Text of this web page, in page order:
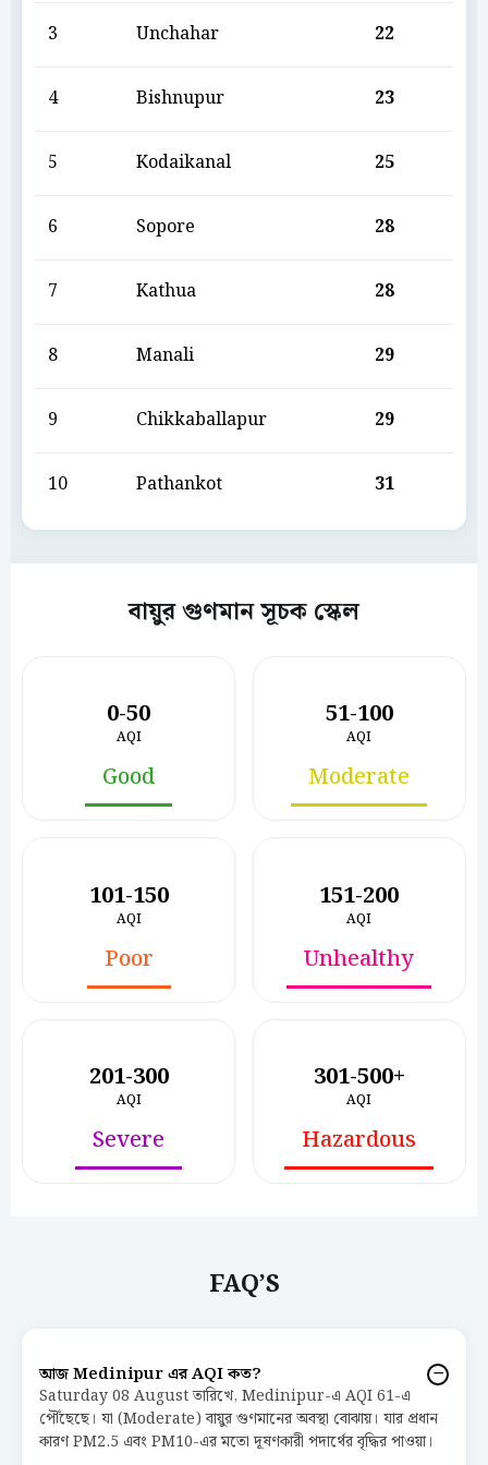
3 Unchahar 22
4 Bishnupur 23
5 Kodaikanal 25
6 Sopore 28
7 Kathua 28
8 Manali 29
9 Chikkaballapur 29
10 Pathankot 31
বায়ুর গুণমান সূচক স্কেল
0-50
AQI
Good
51-100
AQI
Moderate
101-150
AQI
Poor
151-200
AQI
Unhealthy
201-300
AQI
Severe
301-500+
AQI
Hazardous
FAQ’S
আজ Medinipur এর AQI কত?
Saturday 08 August তারিখে, Medinipur-এ AQI 61-এ
পৌঁছেছে। যা (Moderate) বায়ুর গুণমানের অবস্থা বোঝায়। যার প্রধান
কারণ PM2.5 এবং PM10-এর মতো দূষণকারী পদার্থের বৃদ্ধির পাওয়া।